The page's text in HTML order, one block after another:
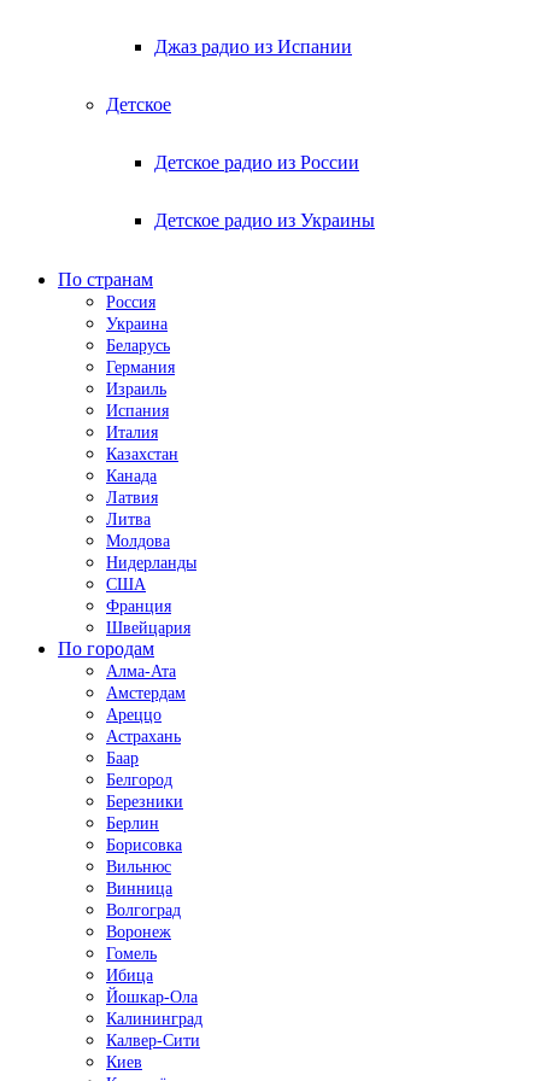
Джаз радио из Испании
Детское
Детское радио из России
Детское радио из Украины
По странам
Россия
Украина
Беларусь
Германия
Израиль
Испания
Италия
Казахстан
Канада
Латвия
Литва
Молдова
Нидерланды
США
Франция
Швейцария
По городам
Алма-Ата
Амстердам
Ареццо
Астрахань
Баар
Белгород
Березники
Берлин
Борисовка
Вильнюс
Винница
Волгоград
Воронеж
Гомель
Ибица
Йошкар-Ола
Калининград
Калвер-Сити
Киев